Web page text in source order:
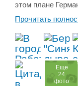
этом плане
бронирований,
Прочитать
Eще
24
фото